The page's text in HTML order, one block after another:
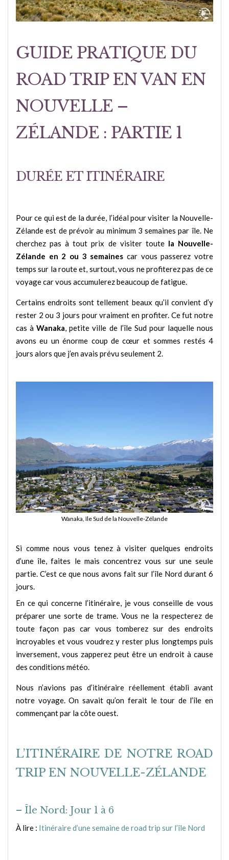
GUIDE PRATIQUE DU
ROAD TRIP EN VAN EN
NOUVELLE –
ZÉLANDE : PARTIE 1
DURÉE ET ITINÉRAIRE
Pour ce qui est de la durée, l’idéal pour visiter la Nouvelle-
Zélande est de prévoir au minimum 3 semaines par île. Ne
cherchez pas à tout prix de visiter toute la Nouvelle-
Zélande en 2 ou 3 semaines car vous passerez votre
temps sur la route et, surtout, vous ne profiterez pas de ce
voyage car vous accumulerez beaucoup de fatigue.
Certains endroits sont tellement beaux qu’il convient d’y
rester 2 ou 3 jours pour vraiment en profiter. Ce fut notre
cas à Wanaka , petite ville de l’île Sud pour laquelle nous
avons eu un énorme coup de cœur et sommes restés 4
jours alors que j’en avais prévu seulement 2.
Wanaka, île Sud de la Nouvelle-Zélande
Si comme nous vous tenez à visiter quelques endroits
d’une île, faites le mais concentrez vous sur une seule
partie. C’est ce que nous avons fait sur l’île Nord durant 6
jours.
En ce qui concerne l’itinéraire, je vous conseille de vous
préparer une sorte de trame. Vous ne la respecterez de
toute façon pas car vous tomberez sur des endroits
incroyables et vous voudrez y rester plus longtemps puis
inversement, vous zapperez peut être un endroit à cause
des conditions météo.
Nous n’avions pas d’itinéraire réellement établi avant
notre voyage. On savait qu’on ferait le tour de l’île en
commençant par la côte ouest.
L’ITINÉRAIRE DE NOTRE ROAD
TRIP EN NOUVELLE-ZÉLANDE
– Île Nord: Jour 1 à 6
À lire : Itinéraire d’une semaine de road trip sur l’île Nord